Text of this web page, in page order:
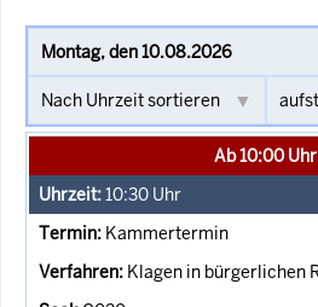
Ab 10:00 Uhr
10:30 Uhr
Kammertermin
Klagen in bürgerlichen